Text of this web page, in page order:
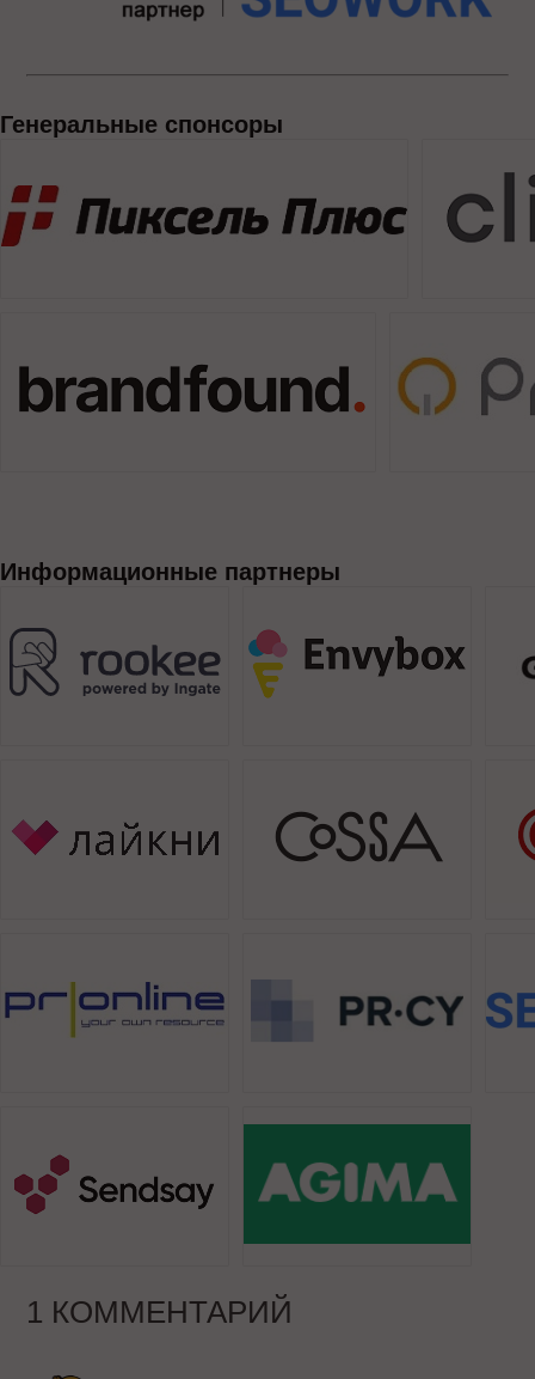
Генеральные спонсоры
Информационные партнеры
1 КОММЕНТАРИЙ